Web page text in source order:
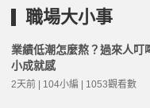
職場大小事
業績低潮怎麼熬？過來人叮
小成就感
2天前 | 104小編 | 1053觀看數